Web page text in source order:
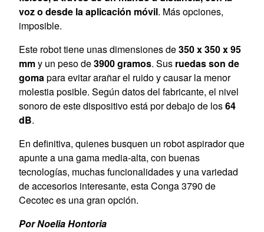
voz o desde la aplicación móvil. Más opciones,
imposible.
Este robot tiene unas dimensiones de350 x 350 x 95
mmy un peso de3900 gramos. Sus ruedas son de
gomapara evitar arañar el ruido y causar la menor
molestia posible. Según datos del fabricante, el nivel
sonoro de este dispositivo está por debajo de los64
dB.
En definitiva, quienes busquen un robot aspirador que
apunte a una gama media-alta, con buenas
tecnologías, muchas funcionalidades y una variedad
de accesorios interesante, esta Conga 3790 de
Cecotec es una gran opción.
Por Noelia Hontoria